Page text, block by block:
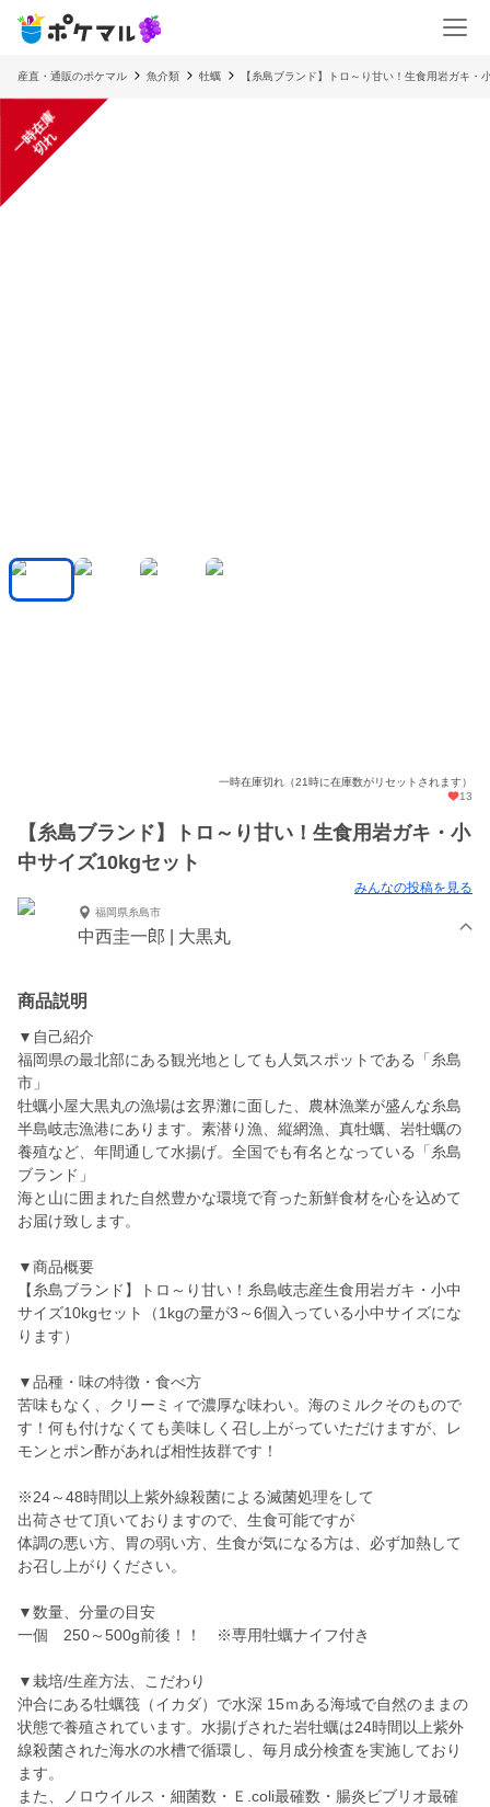
産直・通販のポケマル 魚介類 牡蠣 【糸島ブランド】トロ～り甘い！生食用岩ガキ・
一
時
在
庫
切
れ
一時在庫切れ（21時に在庫数がリセットされます）
13
【糸島ブランド】トロ～り甘い！生食用岩ガキ・小
中サイズ10kgセット
みんなの投稿を見る
福岡県糸島市
中西圭一郎 | 大黒丸
商品説明
▼自己紹介
福岡県の最北部にある観光地としても人気スポットである「糸島
市」
牡蠣小屋大黒丸の漁場は玄界灘に面した、農林漁業が盛んな糸島
半島岐志漁港にあります。素潜り漁、縦網漁、真牡蠣、岩牡蠣の
養殖など、年間通して水揚げ。全国でも有名となっている「糸島
ブランド」
海と山に囲まれた自然豊かな環境で育った新鮮食材を心を込めて
お届け致します。
▼商品概要
【糸島ブランド】トロ～り甘い！糸島岐志産生食用岩ガキ・小中
サイズ10kgセット（1kgの量が3～6個入っている小中サイズにな
ります）
▼品種・味の特徴・食べ方
苦味もなく、クリーミィで濃厚な味わい。海のミルクそのもので
す！何も付けなくても美味しく召し上がっていただけますが、レ
モンとポン酢があれば相性抜群です！
※24～48時間以上紫外線殺菌による滅菌処理をして
出荷させて頂いておりますので、生食可能ですが
体調の悪い方、胃の弱い方、生食が気になる方は、必ず加熱して
お召し上がりください。
▼数量、分量の目安
一個 250～500g前後！！ ※専用牡蠣ナイフ付き
▼栽培/生産方法、こだわり
沖合にある牡蠣筏（イカダ）で水深 15ｍある海域で自然のままの
状態で養殖されています。水揚げされた岩牡蠣は24時間以上紫外
線殺菌された海水の水槽で循環し、毎月成分検査を実施しており
ます。
また、ノロウイルス・細菌数・Ｅ.coli最確数・腸炎ビブリオ最確